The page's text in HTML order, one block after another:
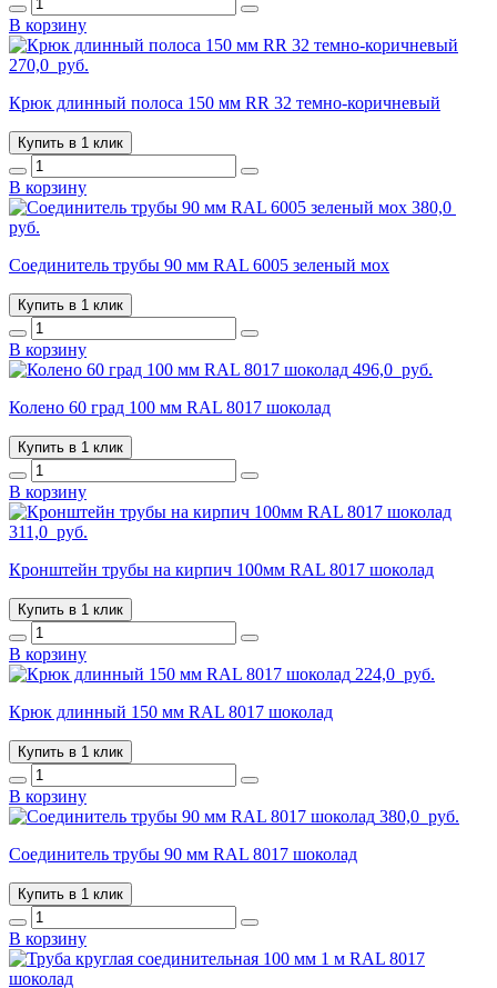
В корзину
270,0 руб.
Крюк длинный полоса 150 мм RR 32 темно-коричневый
Купить в 1 клик
В корзину
380,0
руб.
Соединитель трубы 90 мм RAL 6005 зеленый мох
Купить в 1 клик
В корзину
496,0 руб.
Колено 60 град 100 мм RAL 8017 шоколад
Купить в 1 клик
В корзину
311,0 руб.
Кронштейн трубы на кирпич 100мм RAL 8017 шоколад
Купить в 1 клик
В корзину
224,0 руб.
Крюк длинный 150 мм RAL 8017 шоколад
Купить в 1 клик
В корзину
380,0 руб.
Соединитель трубы 90 мм RAL 8017 шоколад
Купить в 1 клик
В корзину